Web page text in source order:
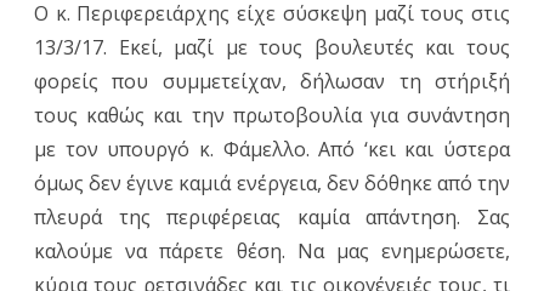
Ο κ. Περιφερειάρχης είχε σύσκεψη μαζί τους στις
13/3/17. Εκεί, μαζί με τους βουλευτές και τους
φορείς που συμμετείχαν, δήλωσαν τη στήριξή
τους καθώς και την πρωτοβουλία για συνάντηση
με τον υπουργό κ. Φάμελλο. Από ‘κει και ύστερα
όμως δεν έγινε καμιά ενέργεια, δεν δόθηκε από την
πλευρά της περιφέρειας καμία απάντηση. Σας
καλούμε να πάρετε θέση. Να μας ενημερώσετε,
κύρια τους ρετσινάδες και τις οικογένειές τους, τι